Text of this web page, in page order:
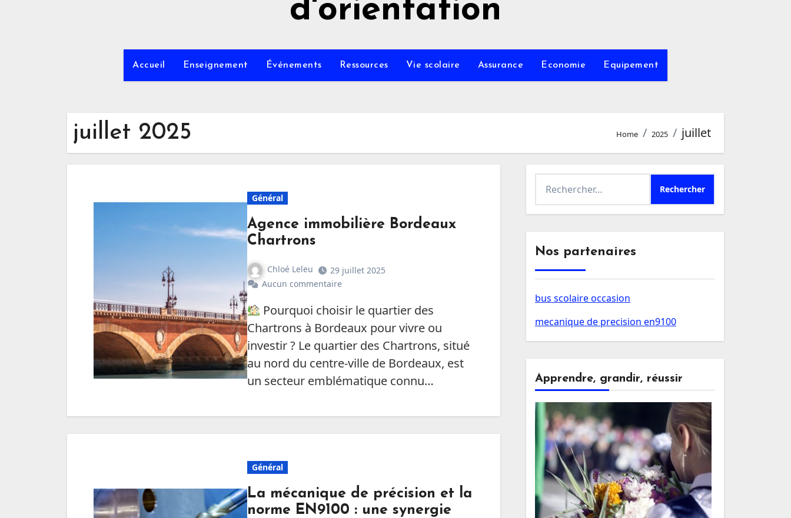
d'orientation
Accueil Enseignement Événements Ressources Vie scolaire Assurance Economie Equipement
juillet 2025 Home 2025 juillet
Général
Agence immobilière Bordeaux
Chartrons
Chloé Leleu
29 juillet 2025
Aucun commentaire
Pourquoi choisir le quartier des
Chartrons à Bordeaux pour vivre ou
investir ? Le quartier des Chartrons, situé
au nord du centre-ville de Bordeaux, est
un secteur emblématique connu…
Général
La mécanique de précision et la
norme EN9100 : une synergie
Nos partenaires
bus scolaire occasion
mecanique de precision en9100
Apprendre, grandir, réussir